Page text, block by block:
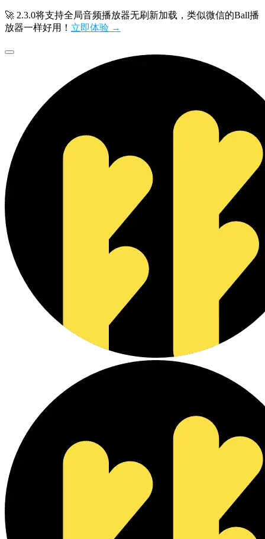
🚀 2.3.0将支持全局音频播放器无刷新加载，类似微信的Ball播
放器一样好用！ 立即体验 →